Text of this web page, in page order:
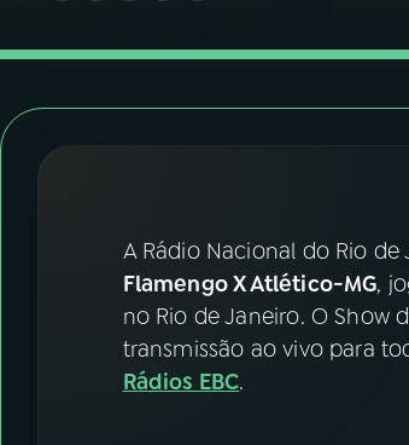
07ÚLTIMAS
YouTube Facebook
Instagram X
A Rádio Nacional do Rio
Flamengo X Atlético-MG,
no Rio de Janeiro. O Show
transmissão ao vivo para
Rádios EBC.